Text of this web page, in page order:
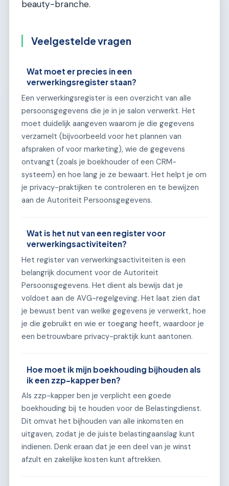
beauty-branche.
Veelgestelde vragen
Wat moet er precies in een
verwerkingsregister staan?
Een verwerkingsregister is een overzicht van alle
persoonsgegevens die je in je salon verwerkt. Het
moet duidelijk aangeven waarom je die gegevens
verzamelt (bijvoorbeeld voor het plannen van
afspraken of voor marketing), wie de gegevens
ontvangt (zoals je boekhouder of een CRM-
systeem) en hoe lang je ze bewaart. Het helpt je om
je privacy-praktijken te controleren en te bewijzen
aan de Autoriteit Persoonsgegevens.
Wat is het nut van een register voor
verwerkingsactiviteiten?
Het register van verwerkingsactiviteiten is een
belangrijk document voor de Autoriteit
Persoonsgegevens. Het dient als bewijs dat je
voldoet aan de AVG-regelgeving. Het laat zien dat
je bewust bent van welke gegevens je verwerkt, hoe
je die gebruikt en wie er toegang heeft, waardoor je
een betrouwbare privacy-praktijk kunt aantonen.
Hoe moet ik mijn boekhouding bijhouden als
ik een zzp-kapper ben?
Als zzp-kapper ben je verplicht een goede
boekhouding bij te houden voor de Belastingdienst.
Dit omvat het bijhouden van alle inkomsten en
uitgaven, zodat je de juiste belastingaanslag kunt
indienen. Denk eraan dat je een deel van je winst
afzult en zakelijke kosten kunt aftrekken.